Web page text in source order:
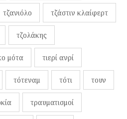
τζανιόλο τζάστιν κλαίφερτ
τζολάκης
μότα τιερί ανρί
τότεναμ τότι τουν
τραυματισμοί